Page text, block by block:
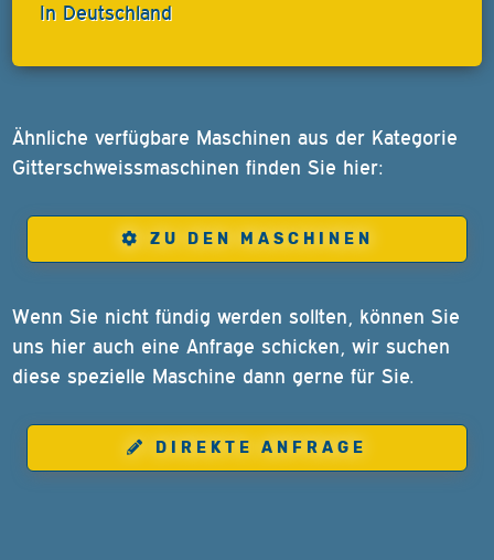
In Deutschland
Ähnliche verfügbare Maschinen aus der Kategorie
Gitterschweissmaschinen finden Sie hier:
ZU DEN MASCHINEN
Wenn Sie nicht fündig werden sollten, können Sie
uns hier auch eine Anfrage schicken, wir suchen
diese spezielle Maschine dann gerne für Sie.
DIREKTE ANFRAGE